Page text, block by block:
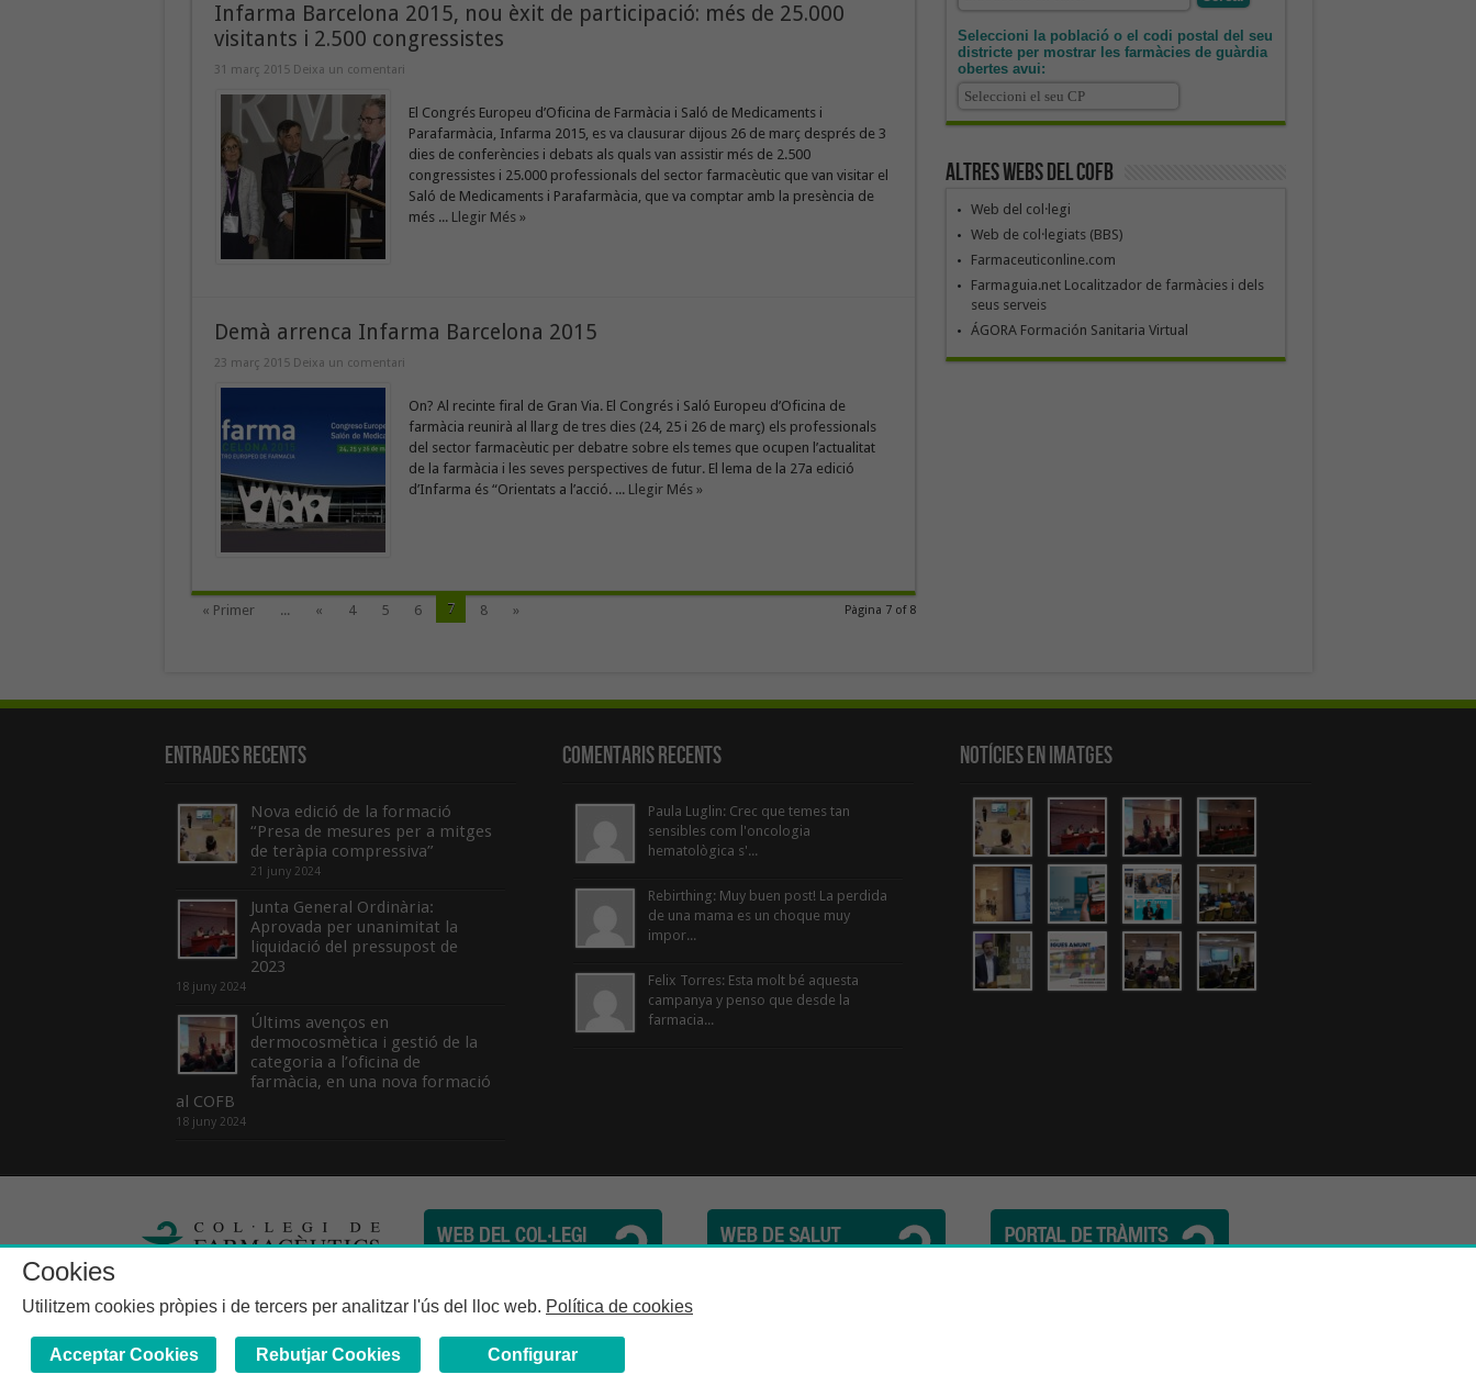
Infarma Barcelona 2015, nou èxit de participació: més de 25.000
visitants i 2.500 congressistes
31 març 2015 Deixa un comentari
El Congrés Europeu d’Oficina de Farmàcia i Saló de Medicaments i
Parafarmàcia, Infarma 2015, es va clausurar dijous 26 de març després de 3
dies de conferències i debats als quals van assistir més de 2.500
congressistes i 25.000 professionals del sector farmacèutic que van visitar el
Saló de Medicaments i Parafarmàcia, que va comptar amb la presència de
més ... Llegir Més »
Demà arrenca Infarma Barcelona 2015
23 març 2015 Deixa un comentari
On? Al recinte firal de Gran Via. El Congrés i Saló Europeu d’Oficina de
farmàcia reunirà al llarg de tres dies (24, 25 i 26 de març) els professionals
del sector farmacèutic per debatre sobre els temes que ocupen l’actualitat
de la farmàcia i les seves perspectives de futur. El lema de la 27a edició
d’Infarma és “Orientats a l’acció. ... Llegir Més »
Pàgina 7 of 8
« Primer ... « 4 5 6 7 8 »
Seleccioni la població o el codi postal del seu
districte per mostrar les farmàcies de guàrdia
obertes avui:
Altres webs del COFB
Web del col·legi
Web de col·legiats (BBS)
Farmaceuticonline.com
Farmaguia.net Localitzador de farmàcies i dels
seus serveis
ÁGORA Formación Sanitaria Virtual
Entrades recents
Nova edició de la formació
“Presa de mesures per a mitges
de teràpia compressiva”
21 juny 2024
Junta General Ordinària:
Aprovada per unanimitat la
liquidació del pressupost de
2023
18 juny 2024
Últims avenços en
dermocosmètica i gestió de la
categoria a l’oficina de
farmàcia, en una nova formació
al COFB
18 juny 2024
Comentaris Recents
Paula Luglin: Crec que temes tan
sensibles com l'oncologia
hematològica s'...
Rebirthing: Muy buen post! La perdida
de una mama es un choque muy
impor...
Felix Torres: Esta molt bé aquesta
campanya y penso que desde la
farmacia...
Notícies en Imatges
Col·legi de Farmacèutics de la Província de Barcelona | C. Girona, n° 64-66 - 08009 Barcelona | Tel. (34) 932 44 07 10
Cookies
Utilitzem cookies pròpies i de tercers per analitzar l'ús del lloc web. Política de cookies
Acceptar Cookies Rebutjar Cookies Configurar